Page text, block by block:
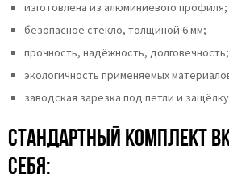
изготовлена из алюминиевого профиля;
безопасное стекло, толщиной 6 мм;
прочность, надёжность, долговечность;
экологичность применяемых
заводская зарезка под петли и
Стандартный комплект
себя: